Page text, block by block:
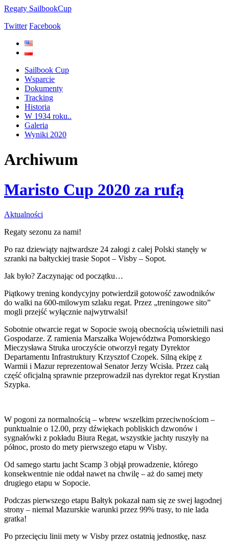
Regaty SailbookCup
Twitter Facebook
Sailbook Cup
Wsparcie
Dokumenty
Tracking
Historia
W 1934 roku..
Galeria
Wyniki 2020
Archiwum
Maristo Cup 2020 za rufą
Aktualności
Regaty sezonu za nami!
Po raz dziewiąty najtwardsze 24 załogi z całej Polski stanęły w
szranki na bałtyckiej trasie Sopot – Visby – Sopot.
Jak było? Zaczynając od początku…
Piątkowy trening kondycyjny potwierdził gotowość zawodników
do walki na 600-milowym szlaku regat. Przez „treningowe sito”
mogli przejść wyłącznie najwytrwalsi!
Sobotnie otwarcie regat w Sopocie swoją obecnością uświetnili nasi
Gospodarze. Z ramienia Marszałka Województwa Pomorskiego
Mieczysława Struka uroczyście otworzył regaty Dyrektor
Departamentu Infrastruktury Krzysztof Czopek. Silną ekipę z
Warmii i Mazur reprezentował Senator Jerzy Wcisła. Przez całą
część oficjalną sprawnie przeprowadził nas dyrektor regat Krystian
Szypka.
W pogoni za normalnością – wbrew wszelkim przeciwnościom –
punktualnie o 12.00, przy dźwiękach pobliskich dzwonów i
sygnałówki z pokładu Biura Regat, wszystkie jachty ruszyły na
północ, prosto do mety pierwszego etapu w Visby.
Od samego startu jacht Scamp 3 objął prowadzenie, którego
konsekwentnie nie oddał nawet na chwilę – aż do samej mety
drugiego etapu w Sopocie.
Podczas pierwszego etapu Bałtyk pokazał nam się ze swej łagodnej
strony – niemal Mazurskie warunki przez 99% trasy, to nie lada
gratka!
Po przecięciu linii mety w Visby przez ostatnią jednostkę, nasz